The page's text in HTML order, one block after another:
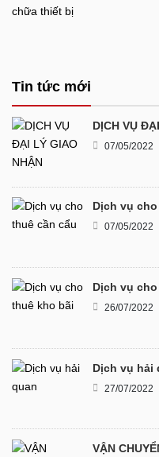
chữa thiết bị
Tin tức mới
DỊCH VỤ
07/05/2022
Dịch vụ
07/05/2022
Dịch vụ
26/07/2022
Dịch vụ hải
27/07/2022
VẬN